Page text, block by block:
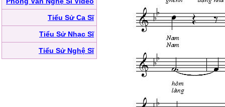
Tiểu Sử Ca Sĩ
Tiểu Sử Nhạc Sĩ
Tiểu Sử Nghệ Sĩ